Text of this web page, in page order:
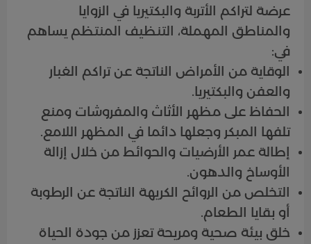
عرضة لتراكم الأتربة والبكتيريا في الزوايا
والمناطق المهملة، التنظيف المنتظم يساهم
في:
الوقاية من الأمراض الناتجة عن تراكم الغبار
والعفن والبكتيريا.
الحفاظ على مظهر الأثاث والمفروشات ومنع
تلفها المبكر وجعلها دائما في المظهر اللامع.
إطالة عمر الأرضيات والحوائط من خلال إزالة
الأوساخ والدهون.
التخلص من الروائح الكريهة الناتجة عن الرطوبة
أو بقايا الطعام.
خلق بيئة صحية ومريحة تعزز من جودة الحياة